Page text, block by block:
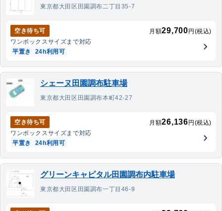
東京都大田区田園調布二丁目35-7
空き待ち可 月額29,700 円(税込)
ワンボックスサイズまで対応
平置き
24h利用可
シェーヌ田園調布駐車場
東京都大田区田園調布本町42-27
空き待ち可 月額26,136 円(税込)
ワンボックスサイズまで対応
平置き
24h利用可
グリーンキャピタル田園調布内駐車場
東京都大田区田園調布一丁目46-9